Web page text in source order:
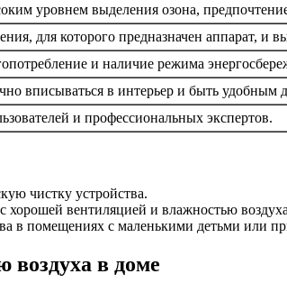
уровнем выделения озона,
для которого предназначен аппарат, и
и наличие режима
вписываться в интерьер и быть удобным
и профессиональных экспертов.
чистку устройства.
хорошей вентиляцией и влажностью
в помещениях с маленькими детьми или
в доме